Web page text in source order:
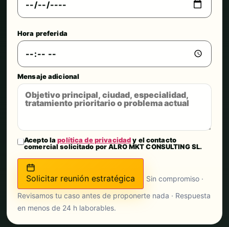
Hora preferida
Mensaje adicional
Acepto lapolítica de privacidady el contacto
comercial solicitado por ALRO MKT CONSULTING SL.
Solicitar reunión estratégica
Sin compromiso ·
Revisamos tu caso antes de proponerte nada · Respuesta
en menos de 24 h laborables.